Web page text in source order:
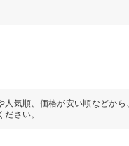
人気順、価格が安い順などか
ださい。